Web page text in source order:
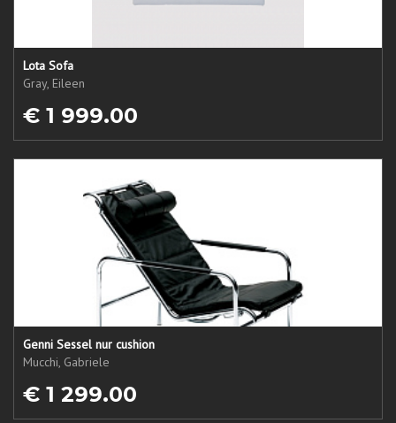
Lota Sofa
Gray, Eileen
€ 1 999.00
Genni Sessel nur cushion
Mucchi, Gabriele
€ 1 299.00